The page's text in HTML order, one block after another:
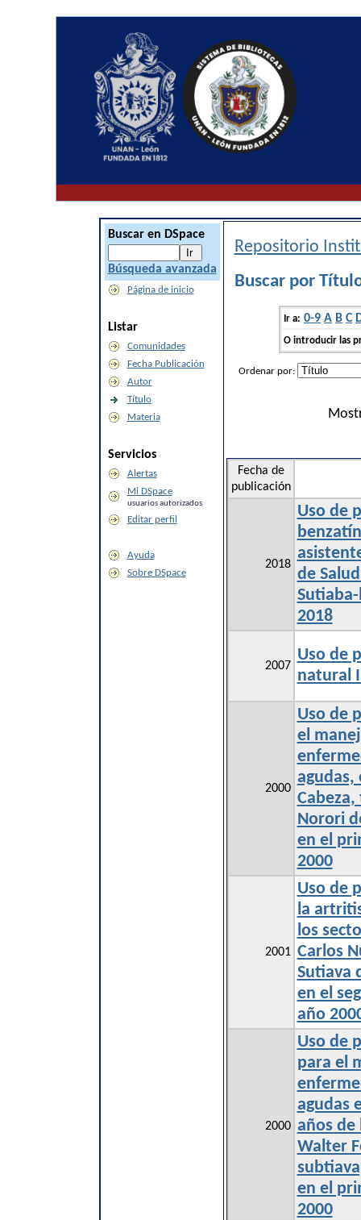
Buscar en DSpace
Búsqueda avanzada
Página de inicio
Listar
Comunidades
Fecha Publicación
Autor
Título
Materia
Servicios
Alertas
Mi DSpace
usuarios autorizados
Editar perfil
Ayuda
Sobre DSpace
Repositorio
Buscar por
Ir a: 0-9 A B C
O introducir las
Ordenar por:
Fecha de
publicación
2018
Uso de
de
2018
2007
Uso de
natural
2000
Uso de
el
agudas,
Norori
en el
2000
2001
Uso de
la
los
Carlos
Sutiava
en el
año
2000
Uso de
para el
agudas
años de
Walter
en el
2000